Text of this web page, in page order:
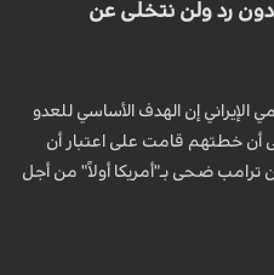
دون رد ولن نتخلى عن
الإيراني إن الهدف الأساسي للعدو
أن خطتهم قامت على اعتبار أن
ترامب ضحى بـ"أمريكا أولاً" من أجل